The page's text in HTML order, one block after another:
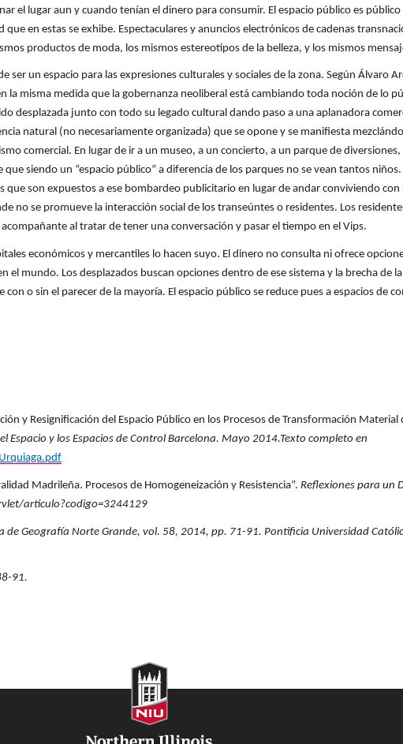
el lugar aun y cuando tenían el dinero para consumir. El espacio público es
en estas se exhibe. Espectaculares y anuncios electrónicos de cadenas
productos de moda, los mismos estereotipos de la belleza, y los mismos
un espacio para las expresiones culturales y sociales de la zona. Según Álvaro
la misma medida que la gobernanza neoliberal está cambiando toda noción de lo
desplazada junto con todo su legado cultural dando paso a una aplanadora
natural (no necesariamente organizada) que se opone y se manifiesta
comercial. En lugar de ir a un museo, a un concierto, a un parque de
siendo un “espacio público” a diferencia de los parques no se vean tantos niños.
son expuestos a ese bombardeo publicitario en lugar de andar conviviendo
no se promueve la interacción social de los transeúntes o residentes. Los
al tratar de tener una conversación y pasar el tiempo en el Vips.
económicos y mercantiles lo hacen suyo. El dinero no consulta ni ofrece
mundo. Los desplazados buscan opciones dentro de ese sistema y la brecha de
con o sin el parecer de la mayoría. El espacio público se reduce pues a espacios de
y Resignificación del Espacio Público en los Procesos de Transformación Material
y los Espacios de Control Barcelona. Mayo 2014.Texto completo en
Madrileña. Procesos de Homogeneización y Resistencia”. Reflexiones para un
articulo?codigo=3244129
de Geografía Norte Grande, vol. 58, 2014, pp. 71-91. Pontificia Universidad
91.